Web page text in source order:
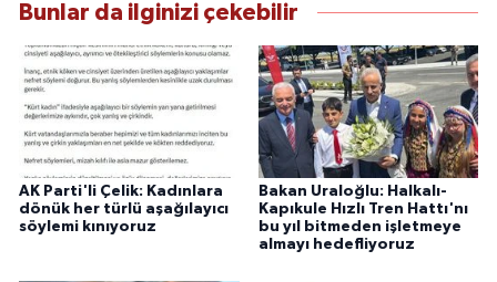
Bunlar da ilginizi çekebilir
AK Parti'li Çelik: Kadınlara
dönük her türlü aşağılayıcı
söylemi kınıyoruz
Bakan Uraloğlu: Halkalı-
Kapıkule Hızlı Tren Hattı'nı
bu yıl bitmeden işletmeye
almayı hedefliyoruz